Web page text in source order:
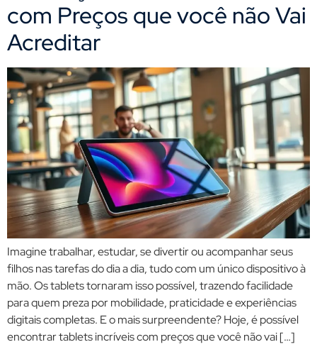
com Preços que você não Vai
Acreditar
Imagine trabalhar, estudar, se divertir ou acompanhar seus
filhos nas tarefas do dia a dia, tudo com um único dispositivo à
mão. Os tablets tornaram isso possível, trazendo facilidade
para quem preza por mobilidade, praticidade e experiências
digitais completas. E o mais surpreendente? Hoje, é possível
encontrar tablets incríveis com preços que você não vai […]